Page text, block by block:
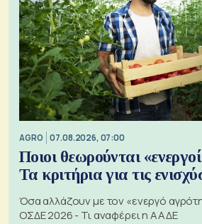
AGRO 07.08.2026, 07:00
Ποιοι θεωρούνται
Τα κριτήρια για τις
Όσα αλλάζουν με τον «ενεργό
ΟΣΔΕ 2026 - Τι αναφέρει η ΑΑΔΕ